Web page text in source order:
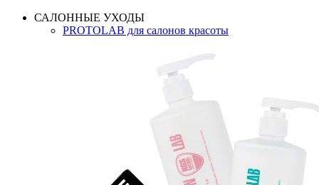
САЛОННЫЕ УХОДЫ
PROTOLAB для салонов красоты